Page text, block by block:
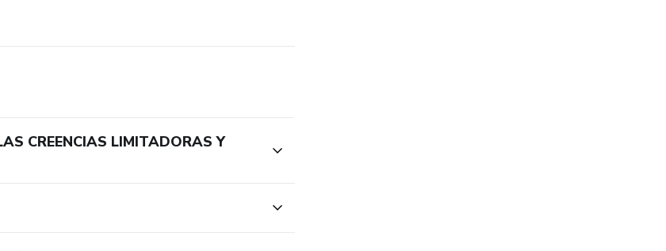
CREENCIAS LIMITADORAS Y